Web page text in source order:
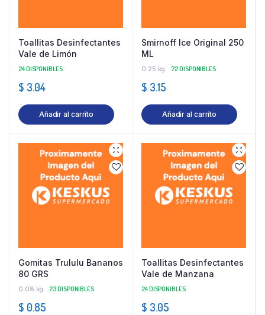
Toallitas Desinfectantes
Vale de Limón
24 DISPONIBLES
$ 3.04
Añadir al carrito
Smirnoff Ice Original 250
ML
0.25 kg 72 DISPONIBLES
$ 3.15
Añadir al carrito
Gomitas Trululu Bananos
80 GRS
0.08 kg 23 DISPONIBLES
$ 0.85
Toallitas Desinfectantes
Vale de Manzana
24 DISPONIBLES
$ 3.05